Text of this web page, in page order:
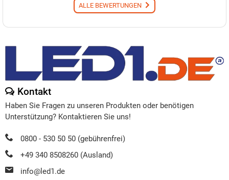
ALLE BEWERTUNGEN
Kontakt
Haben Sie Fragen zu unseren Produkten oder benötigen
Unterstützung? Kontaktieren Sie uns!
0800 - 530 50 50 (gebührenfrei)
+49 340 8508260 (Ausland)
info@led1.de